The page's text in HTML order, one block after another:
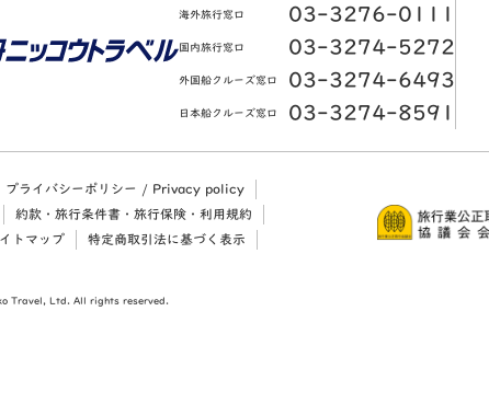
海外旅行窓口 03-3276-0111
国内旅行窓口 03-3274-5272
外国船クルーズ窓口 03-3274-6493
日本船クルーズ窓口 03-3274-8591
プライバシーポリシー / Privacy policy
約款・旅行条件書・旅行保険・利用規約
トマップ 特定商取引法に基づく表示
Travel, Ltd. All rights reserved.